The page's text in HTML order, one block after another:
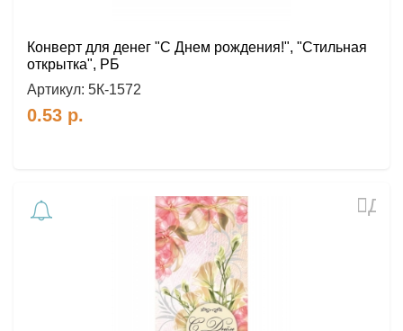
Конверт для денег "С Днем рождения!", "Стильная
открытка", РБ
Артикул: 5К-1572
0.53 р.